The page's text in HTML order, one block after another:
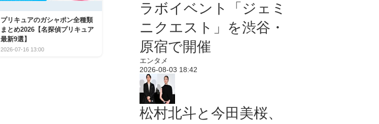
プリキュアのガシャポン全種類
まとめ2026【名探偵プリキュア
最新9選】
2026-07-16 13:00
ラボイベント「ジェミ
ニクエスト」を渋谷・
原宿で開催
エンタメ
2026-08-03 18:42
松村北斗と今田美桜、